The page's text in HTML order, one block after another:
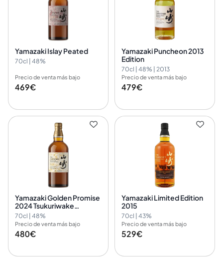
Yamazaki Islay Peated
70cl | 48%
Precio de venta más bajo
469€
Yamazaki Puncheon 2013
Edition
70cl | 48% | 2013
Precio de venta más bajo
479€
Yamazaki Golden Promise
2024 Tsukuriwake
Selection
70cl | 48%
Precio de venta más bajo
480€
Yamazaki Limited Edition
2015
70cl | 43%
Precio de venta más bajo
529€